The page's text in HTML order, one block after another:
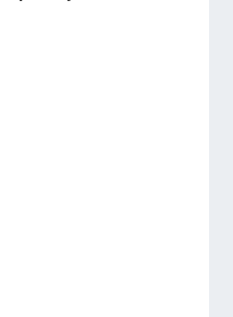
конструкции